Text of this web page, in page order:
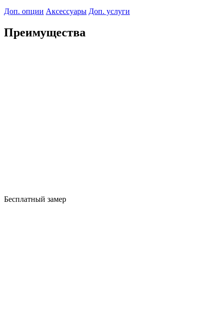
Доп. опции Аксессуары Доп. услуги
Преимущества
Бесплатный замер